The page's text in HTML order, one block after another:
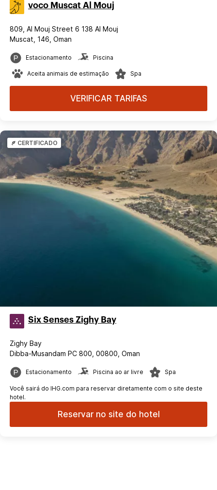
voco Muscat Al Mouj
809, Al Mouj Street 6 138 Al Mouj
Muscat, 146, Oman
Estacionamento Piscina
Aceita animais de estimação Spa
VERIFICAR TARIFAS
CERTIFICADO
Six Senses Zighy Bay
Zighy Bay
Dibba-Musandam PC 800, 00800, Oman
Estacionamento Piscina ao ar livre Spa
Você sairá do IHG.com para reservar diretamente com o site deste
hotel.
Reservar no site do hotel